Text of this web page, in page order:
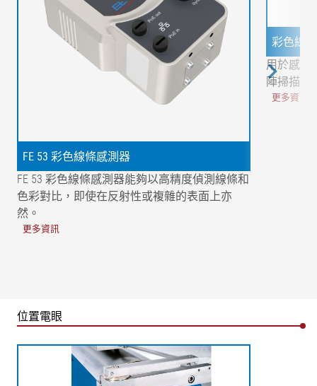
FE 53 彩色線條感測器
FE 53 彩色線條感測器能夠以高精度偵測線條和
色彩對比，即使在反射性或複雜的表面上亦
然。
更多資訊
彩色線
用於感測
陣掃描電
更多資訊
位置電眼